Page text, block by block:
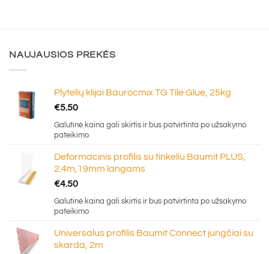
NAUJAUSIOS PREKĖS
Plytelių klijai Baurocmix TG Tile Glue, 25kg
€5.50
Galutinė kaina gali skirtis ir bus patvirtinta po užsakymo
pateikimo
Deformacinis profilis su tinkeliu Baumit PLUS,
2.4m,19mm langams
€4.50
Galutinė kaina gali skirtis ir bus patvirtinta po užsakymo
pateikimo
Universalus profilis Baumit Connect jungčiai su
skarda, 2m